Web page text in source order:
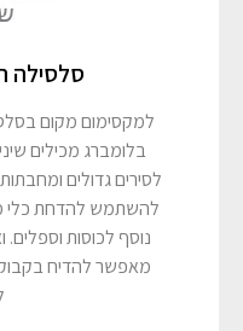
סלסילה
למקסימום מקום
בלומברג מכילים
לסירים גדולים
להשתמש להדחת כלי
נוסף לכוסות
מאפשר להדיח